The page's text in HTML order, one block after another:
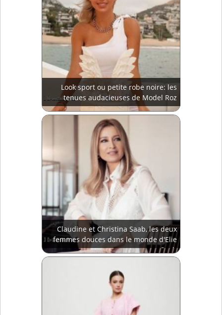
Look sport ou petite robe noire: les
tenues audacieuses de Model Roz
Claudine et Christina Saab, les deux
femmes douces dans le monde d'Elie
Saab